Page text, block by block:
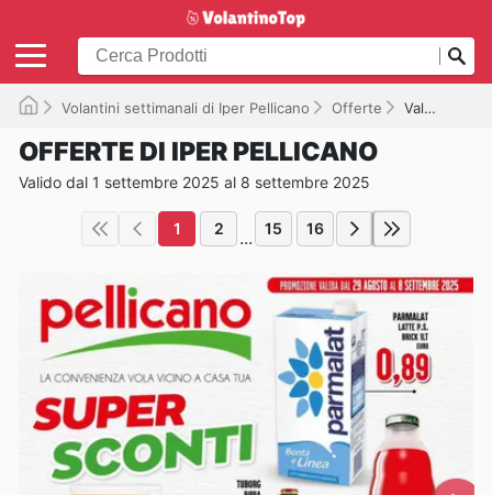
Volantini settimanali di Iper Pellicano Offerte Valido fino al 08/09/2025
OFFERTE DI IPER PELLICANO
Valido dal 1 settembre 2025 al 8 settembre 2025
1 2 ... 15 16